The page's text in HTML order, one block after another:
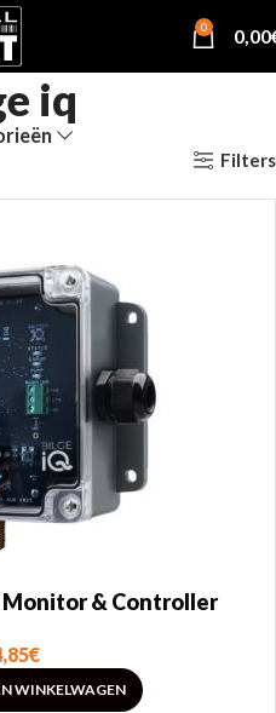
0 0,00
iq
Filters
Monitor & Controller
€
WINKELWAGEN